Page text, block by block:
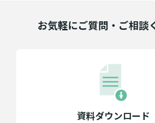
お気軽にご質問・ご相談
資料ダウンロード